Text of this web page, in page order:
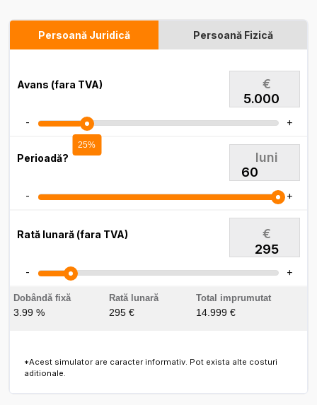
Persoană Juridică Persoană Fizică
Avans (fara TVA) €
-
25%
+
Perioadă? luni
- +
Rată lunară (fara TVA)
€
295
- +
Dobândă fixă
3.99 %
Rată lunară
295 €
Total imprumutat
14.999 €
*Acest simulator are caracter informativ. Pot exista alte costuri
aditionale.